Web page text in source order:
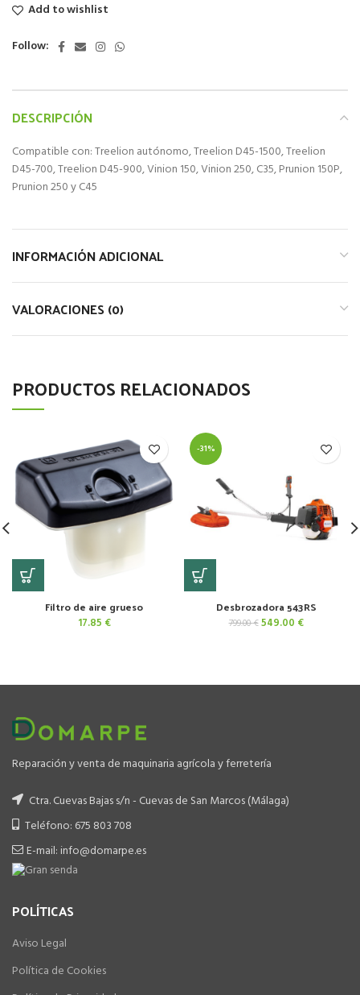
Add to wishlist
Follow:
DESCRIPCIÓN
Compatible con: Treelion autónomo, Treelion D45-1500, Treelion
D45-700, Treelion D45-900, Vinion 150, Vinion 250, C35, Prunion 150P,
Prunion 250 y C45
INFORMACIÓN ADICIONAL
VALORACIONES (0)
PRODUCTOS RELACIONADOS
Filtro de aire grueso
17.85 €
-31%
Desbrozadora 543RS
799.00€El
549.00 €El
Reparación y venta de maquinaria agrícola y ferretería
Ctra. Cuevas Bajas s/n - Cuevas de San Marcos (Málaga)
Teléfono: 675 803 708
E-mail: info@domarpe.es
POLÍTICAS
Aviso Legal
Política de Cookies